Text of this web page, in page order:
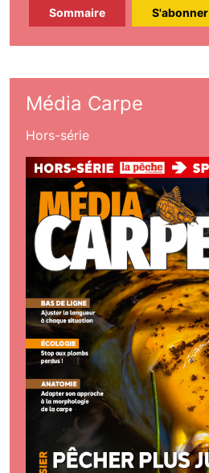
Sommaire S'abonner
Média Carpe
Hors-série